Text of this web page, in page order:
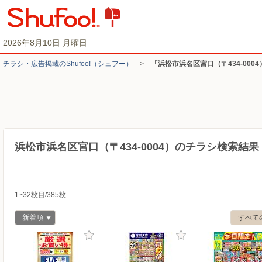
2026年8月10日 月曜日
チラシ・​広告掲載の​Shufoo!​（シュフー） > 「浜松市浜名区宮口（〒434-
浜松市浜名区宮口（〒434-0004）のチラシ検索結果
1~32枚目/385枚
すべて
新着順